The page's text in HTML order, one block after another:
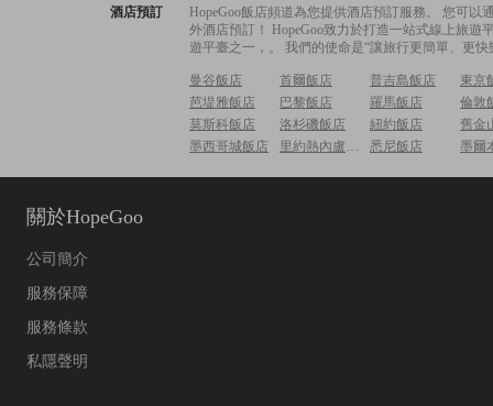
酒店預訂
HopeGoo飯店頻道為您提供酒店預訂服務。 您可
外酒店預訂！ HopeGoo致力於打造一站式線上旅
遊平臺之一，。 我們的使命是“讓旅行更簡單、更
曼谷飯店 首爾飯店 普吉島飯店
東京
芭堤雅飯店
巴黎飯店 羅馬飯店
倫敦
莫斯科飯店
洛杉磯飯店 紐約飯店
舊金
墨西哥城飯店
里約熱內盧飯店 悉尼飯店 墨爾
關於HopeGoo
公司簡介
服務保障
服務條款
私隱聲明